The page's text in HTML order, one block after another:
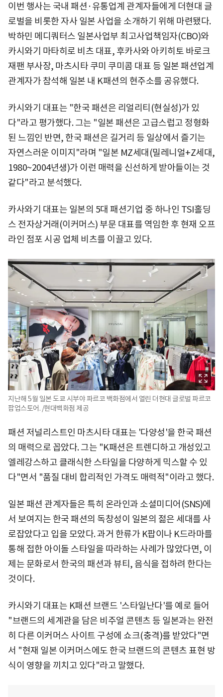
이번 행사는 국내 패션·유통업계 관계자들에게 더현대 글
로벌을 비롯한 자사 일본 사업을 소개하기 위해 마련됐다.
박하민 메디쿼터스 일본사업부 최고사업책임자(CBO)와
카시와기 마타히로 비츠 대표, 후카사와 아키히토 바로크
재팬 부사장, 마츠시타 쿠미 쿠미콤 대표 등 일본 패션업계
관계자가 참석해 일본 내 K패션의 현주소를 공유했다.
카시와기 대표는 "한국 패션은 리얼리티(현실성)가 있
다"라고 평가했다. 그는 "일본 패션은 고급스럽고 정형화
된 느낌인 반면, 한국 패션은 길거리 등 일상에서 즐기는
자연스러운 이미지"라며 "일본 MZ세대(밀레니얼+Z세대,
1980~2004년생)가 이런 매력을 신선하게 받아들이는 것
같다"라고 분석했다.
카사와기 대표는 일본의 5대 패션기업 중 하나인 TSI홀딩
스 전자상거래(이커머스) 부문 대표를 역임한 후 현재 오프
라인 점포 시공 업체 비츠를 이끌고 있다.
지난해 5월 일본 도쿄 시부야 파르코 백화점에서 열린 더현대 글로벌 파르코
팝업스토어. /현대백화점 제공
패션 저널리스트인 마츠시타 대표는 '다양성'을 한국 패션
의 매력으로 꼽았다. 그는 "K패션은 트렌디하고 개성있고
엘레강스하고 클래식한 스타일을 다양하게 믹스할 수 있
다"면서 "품질 대비 합리적인 가격도 매력적"이라고 했다.
일본 패션 관계자들은 특히 온라인과 소셜미디어(SNS)에
서 보여지는 한국 패션의 독창성이 일본의 젊은 세대를 사
로잡았다고 입을 모았다. 과거 한류가 K팝이나 K드라마를
통해 접한 아이돌 스타일을 따라하는 사례가 많았다면, 이
제는 문화로서 한국의 패션과 뷰티, 음식을 접하려 한다는
것이다.
카시와기 대표는 K패션 브랜드 '스타일난다'를 예로 들어
"브랜드의 세계관을 담은 비주얼 콘텐츠 등 일본과는 완전
히 다른 이커머스 사이트 구성에 쇼크(충격)를 받았다"면
서 "현재 일본 이커머스에도 한국 브랜드의 콘텐츠 표현 방
식이 영향을 끼치고 있다"라고 말했다.